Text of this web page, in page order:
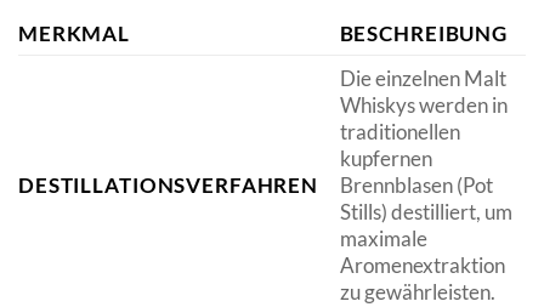
MERKMAL BESCHREIBUNG
DESTILLATIONSVERFAHREN
Die einzelnen Malt
Whiskys werden in
traditionellen
kupfernen
Brennblasen (Pot
Stills) destilliert, um
maximale
Aromenextraktion
zu gewährleisten.